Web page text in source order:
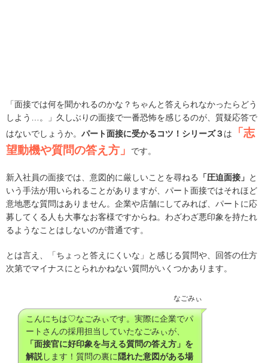
「面接では何を聞かれるのかな？ちゃんと答えられなかったらどう
しよう…。」久しぶりの面接で一番恐怖を感じるのが、質疑応答で
はないでしょうか。 パート面接に受かるコツ！シリーズ３は
「志
望動機や質問の答え方」
です。
新入社員の面接では、意図的に厳しいことを尋ねる 「圧迫面接」 と
いう手法が用いられることがありますが、パート面接ではそれほど
意地悪な質問はありません。企業や店舗にしてみれば、パートに応
募してくる人も大事なお客様ですからね。わざわざ悪印象を持たれ
るようなことはしないのが普通です。
とは言え、「ちょっと答えにくいな」と感じる質問や、回答の仕方
次第でマイナスにとられかねない質問がいくつかあります。
なごみぃ
こんにちは♡なごみぃです。実際に企業でパ
ートさんの採用担当していたなごみぃが、
「面接官に好印象を与える質問の答え方」を
解説します！質問の裏に 隠れた意図がある場